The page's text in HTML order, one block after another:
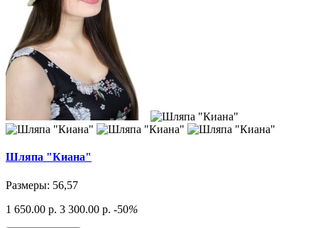
Шляпа "Киана"
Размеры: 56,57
1 650.00 р. 3 300.00 р. -50%